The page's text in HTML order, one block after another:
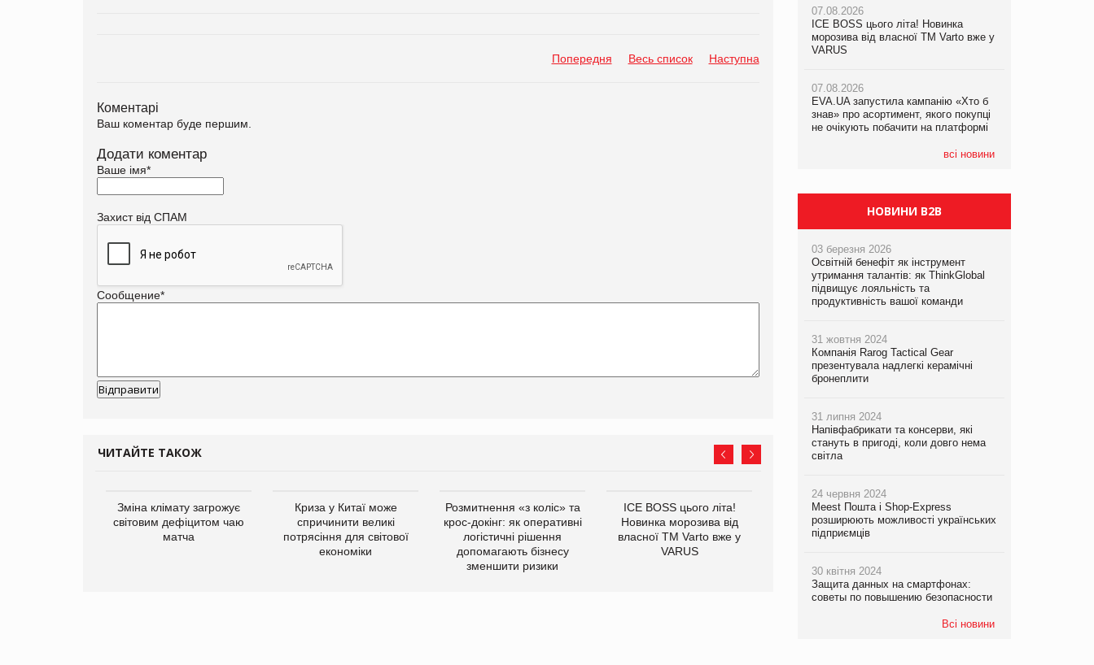
Попередня Весь список Наступна
Коментарі
Ваш коментар буде першим.
Додати коментар
Ваше імя*
Захист від СПАМ
Сообщение*
ЧИТАЙТЕ ТАКОЖ
Зміна клімату загрожує
світовим дефіцитом чаю
матча
Криза у Китаї може
спричинити великі
потрясіння для світової
економіки
Розмитнення «з коліс» та
крос-докінг: як оперативні
логістичні рішення
допомагають бізнесу
зменшити ризики
ICE BOSS цього літа!
Новинка морозива від
власної ТМ Varto вже у
VARUS
EVA.UA запустила
кампанію «Хто б знав» про
асортимент, якого покупці
платформі
збиток у першому півріччі
07.08.2026
ICE BOSS цього літа! Новинка
морозива від власної ТМ Varto вже у
VARUS
07.08.2026
EVA.UA запустила кампанію «Хто б
знав» про асортимент, якого покупці
не очікують побачити на платформі
всі новини
06.08.2026
Смачна новинка для хвостатих: у
VARUS з’явилися паучі Varto Paw
05.08.2026
Мережа супермаркетів VARUS купує
мережу магазинів формату
компанія налічуватиме 374 магазини
07.08.2026
Франція заборонила рекламні дзвінки
НОВИНИ B2B
03 березня 2026
Освітній бенефіт як інструмент
утримання талантів: як ThinkGlobal
підвищує лояльність та
продуктивність вашої команди
31 жовтня 2024
Компанія Rarog Tactical Gear
презентувала надлегкі керамічні
бронеплити
31 липня 2024
Напівфабрикати та консерви, які
стануть в пригоді, коли довго нема
світла
24 червня 2024
Meest Пошта і Shop-Express
розширюють можливості українських
підприємців
30 квітня 2024
Защита данных на смартфонах:
советы по повышению безопасности
Всі новини